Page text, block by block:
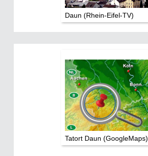
Daun (Rhein-Eifel-TV)
Tatort Daun (GoogleMaps)